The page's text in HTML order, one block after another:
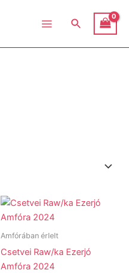
Search
Amfórában érlelt
Csetvei Raw/ka Ezerjó
Amfóra 2024